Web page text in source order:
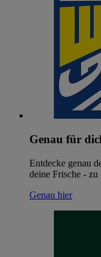
Genau für
Entdecke genau
deine Frische - zu
Genau hier